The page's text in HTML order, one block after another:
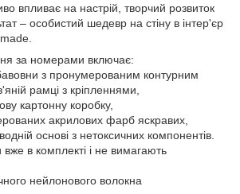
впливає на настрій, творчий розвиток
– особистий шедевр на стіну в інтер'єр
за номерами включає:
з пронумерованим контурним
рамці з кріпленнями,
картонну коробку,
акрилових фарб яскравих,
основі з нетоксичних компонентів.
вже в комплекті і не вимагають
нейлонового волокна